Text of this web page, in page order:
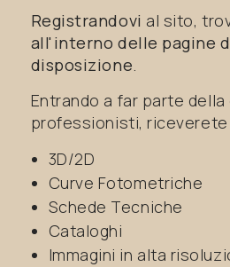
Registrandovi al sito,
all'interno delle pagine
disposizione
Entrando a far parte
professionisti, riceverete
3D/2D
Curve Fotometriche
Schede Tecniche
Cataloghi
Immagini in alta